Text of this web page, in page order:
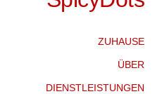
ZUHAUSE
ÜBER
DIENSTLEISTUNGEN